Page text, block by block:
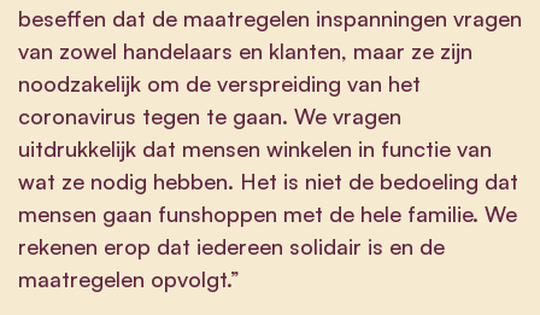
beseffen dat de maatregelen inspanningen vragen
van zowel handelaars en klanten, maar ze zijn
noodzakelijk om de verspreiding van het
coronavirus tegen te gaan. We vragen
uitdrukkelijk dat mensen winkelen in functie van
wat ze nodig hebben. Het is niet de bedoeling dat
mensen gaan funshoppen met de hele familie. We
rekenen erop dat iedereen solidair is en de
maatregelen opvolgt.”